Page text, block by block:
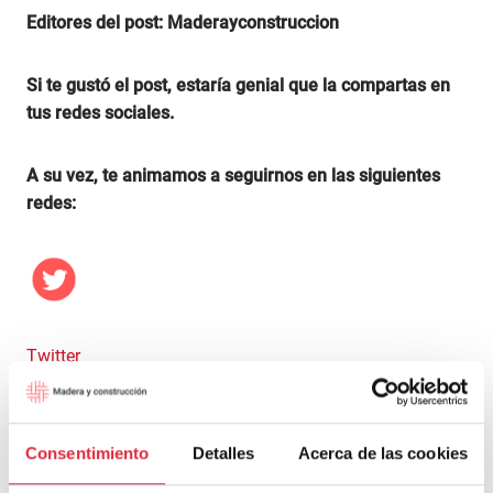
Consentimiento Detalles Acerca de las cookies
Editores del post: Maderayconstruccion
Si te gustó el post, estaría genial que la compartas en
tus redes sociales.
A su vez, te animamos a seguirnos en las siguientes
redes:
Twitter